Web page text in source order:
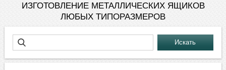
ИЗГОТОВЛЕНИЕ МЕТАЛЛИЧЕСКИХ ЯЩИКОВ
ЛЮБЫХ ТИПОРАЗМЕРОВ